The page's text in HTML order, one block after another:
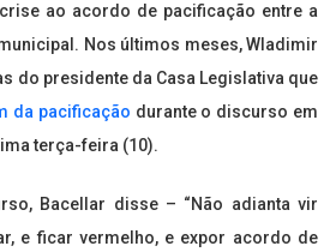
ao acordo de pacificação entre a
Nos últimos meses, Wladimir
do presidente da Casa Legislativa que
da pacificação durante o discurso em
terça-feira (10).
Bacellar disse – “Não adianta vir
e ficar vermelho, e expor acordo de